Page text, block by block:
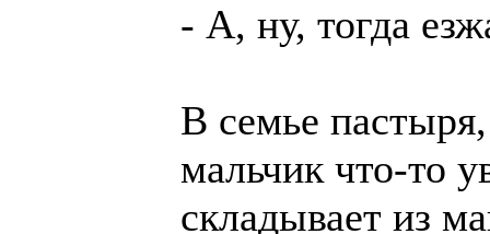
- А, ну, тогда
В семье
мальчик что-то
складывает из